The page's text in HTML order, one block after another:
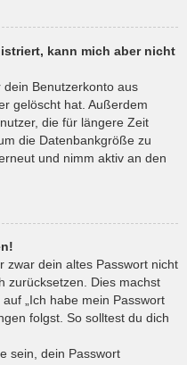
kann mich aber nicht
dein Benutzerkonto aus
gelöscht hat. Außerdem
die für längere Zeit
die Datenbankgröße zu
und nimm aktiv an den
zwar dein altes Passwort nicht
zurücksetzen. Dies machst
„Ich habe mein Passwort
folgst. So solltest du dich
sein, dein Passwort